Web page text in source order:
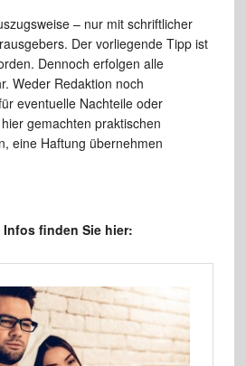
– nur mit schriftlicher
Der vorliegende Tipp ist
Dennoch erfolgen alle
Weder Redaktion noch
eventuelle Nachteile oder
gemachten praktischen
eine Haftung übernehmen
finden Sie hier: